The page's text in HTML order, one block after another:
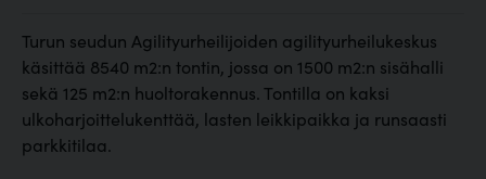
Turun seudun Agilityurheilijoiden agilityurheilukeskus
käsittää 8540 m2:n tontin, jossa on 1500 m2:n sisähalli
sekä 125 m2:n huoltorakennus. Tontilla on kaksi
ulkoharjoittelukenttää, lasten leikkipaikka ja runsaasti
parkkitilaa.